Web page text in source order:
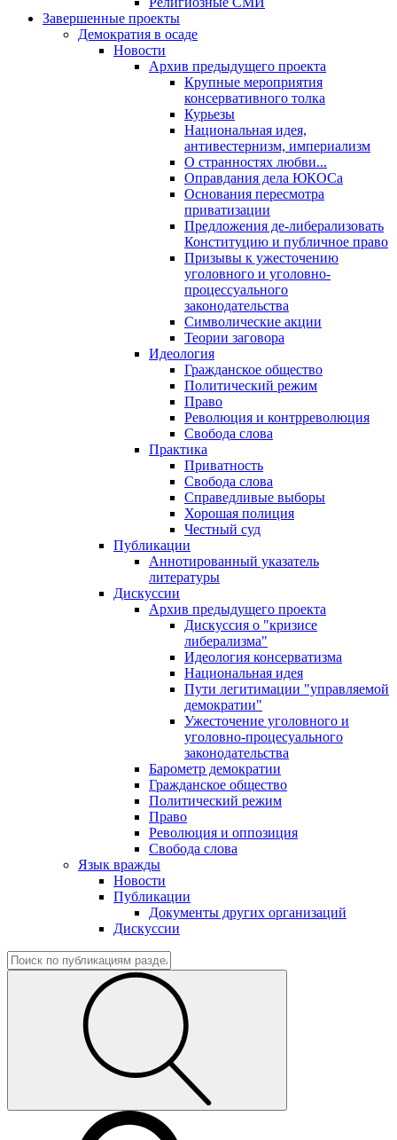
Завершенные проекты
Демократия в осаде
Новости
Архив предыдущего проекта
Крупные мероприятия
консервативного толка
Курьезы
Национальная идея,
антивестернизм, империализм
О странностях любви...
Оправдания дела ЮКОСа
Основания пересмотра
приватизации
Предложения де-либерализовать
Конституцию и публичное право
Призывы к ужесточению
уголовного и уголовно-
процессуального
законодательства
Символические акции
Теории заговора
Идеология
Гражданское общество
Политический режим
Право
Революция и контрреволюция
Свобода слова
Практика
Приватность
Свобода слова
Справедливые выборы
Хорошая полиция
Честный суд
Публикации
Аннотированный указатель
литературы
Дискуссии
Архив предыдущего проекта
Дискуссия о "кризисе
либерализма"
Идеология консерватизма
Национальная идея
Пути легитимации "управляемой
демократии"
Ужесточение уголовного и
уголовно-процесуального
законодательства
Барометр демократии
Гражданское общество
Политический режим
Право
Революция и оппозиция
Свобода слова
Язык вражды
Новости
Публикации
Документы других организаций
Дискуссии